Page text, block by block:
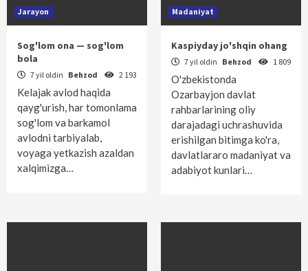
Jarayon
Sog'lom ona — sog'lom
bola
7 yil oldin Behzod 2 193
Kelajak avlod haqida
qayg'urish, har tomonlama
sog'lom va barkamol
avlodni tarbiyalab,
voyaga yetkazish azaldan
xalqimizga…
Madaniyat
Kaspiyday jo'shqin ohang
7 yil oldin Behzod 1 809
O'zbekistonda
Ozarbayjon davlat
rahbarlarining oliy
darajadagi uchrashuvida
erishilgan bitimga ko'ra,
davlatlararo madaniyat va
adabiyot kunlari…